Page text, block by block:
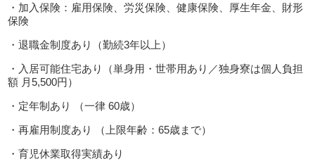
・加入保険：雇用保険、労災保険、健康保険、厚生年金、財形
保険
・退職金制度あり（勤続3年以上）
・入居可能住宅あり（単身用・世帯用あり／独身寮は個人負担
額 月5,500円）
・定年制あり （一律 60歳）
・再雇用制度あり （上限年齢：65歳まで）
・育児休業取得実績あり